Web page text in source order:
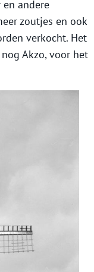
en andere
zoutjes en ook
verkocht. Het
Akzo, voor het